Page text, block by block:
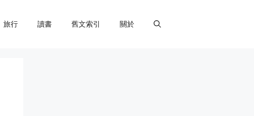
旅行 讀書 舊文索引 關於